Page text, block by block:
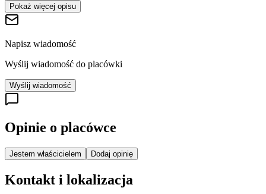
Pokaż więcej opisu
Napisz wiadomość
Wyślij wiadomość do placówki
Wyślij wiadomość
Opinie o placówce
Jestem właścicielem Dodaj opinię
Kontakt i lokalizacja